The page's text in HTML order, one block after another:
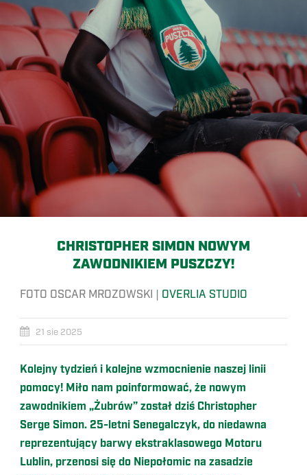
CHRISTOPHER SIMON NOWYM
ZAWODNIKIEM PUSZCZY!
FOTO OSCAR MROZOWSKI | OVERLIA STUDIO
21 sie 2025
Kolejny tydzień i kolejne wzmocnienie naszej linii
pomocy! Miło nam poinformować, że nowym
zawodnikiem „Żubrów” został dziś Christopher
Serge Simon. 25-letni Senegalczyk, do niedawna
reprezentujący barwy ekstraklasowego Motoru
Lublin, przenosi się do Niepołomic na zasadzie